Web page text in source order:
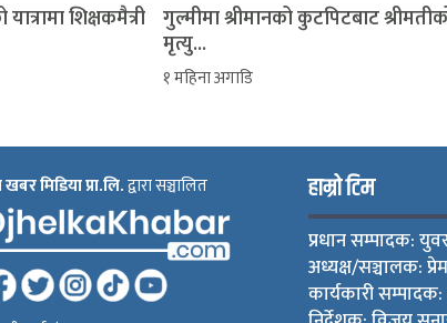
शिक्षकमैत्री ‎गुल्मीमा श्रीमानको कुटपिटबाट
मृत्यु...
१ महिना अगाडि
मिडिया प्रा.लि.द्वारा सञ्चालित हाम्रो टिम
प्रधान सम्पादक:
अध्यक्ष/सञ्चालक:
कार्यकारी